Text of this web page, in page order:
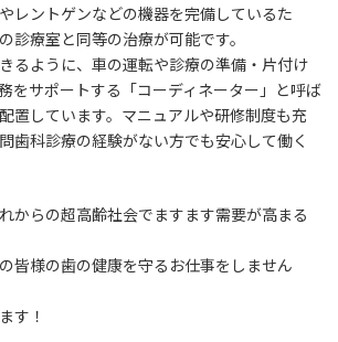
レントゲンなどの機器を完備しているた
診療室と同等の治療が可能です。
るように、車の運転や診療の準備・片付け
をサポートする「コーディネーター」と呼ば
置しています。マニュアルや研修制度も充
歯科診療の経験がない方でも安心して働く
からの超高齢社会でますます需要が高まる
皆様の歯の健康を守るお仕事をしません
す！